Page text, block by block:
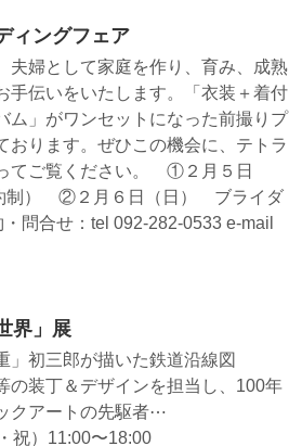
ィングフェア
夫婦として家庭を作り、育み、成熟
手伝いをいたします。「衣装＋着付
ム」がワンセットになった前撮りプ
おります。ぜひこの機会に、テトラ
てご覧ください。 ①２月５日
制） ②２月６日（日） ブライダ
問合せ：tel 092-282-0533 e-mail
界」展
初三郎が描いた鉄道沿線図
の装丁＆デザインを担当し、100年
クアートの先駆者⋯
祝）11:00〜18:00